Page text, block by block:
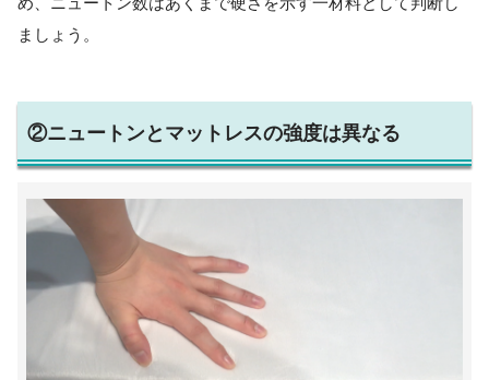
ましょう。
②ニュートンとマットレスの強度は異なる